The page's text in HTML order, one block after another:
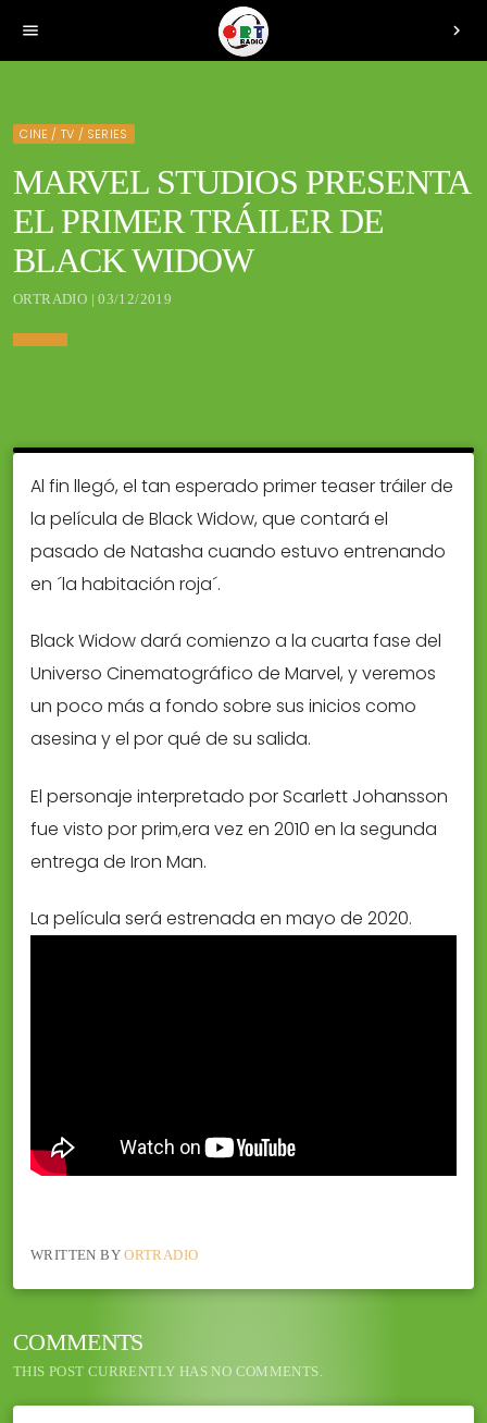
menu chevron_right
CINE / TV / SERIES
MARVEL STUDIOS PRESENTA
EL PRIMER TRÁILER DE
BLACK WIDOW
ORTRADIO | 03/12/2019
Al fin llegó, el tan esperado primer teaser tráiler de
la película de Black Widow, que contará el
pasado de Natasha cuando estuvo entrenando
en ´la habitación roja´.
Black Widow dará comienzo a la cuarta fase del
Universo Cinematográfico de Marvel, y veremos
un poco más a fondo sobre sus inicios como
asesina y el por qué de su salida.
El personaje interpretado por Scarlett Johansson
fue visto por prim,era vez en 2010 en la segunda
entrega de Iron Man.
La película será estrenada en mayo de 2020.
WRITTEN BYORTRADIO
COMMENTS
THIS POST CURRENTLY HAS NO COMMENTS.